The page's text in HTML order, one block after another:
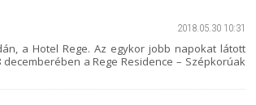
2018.05.30 10:31
a Hotel Rege. Az egykor jobb napokat látott
a Rege Residence – Szépkorúak